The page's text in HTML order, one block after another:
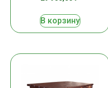
В корзину